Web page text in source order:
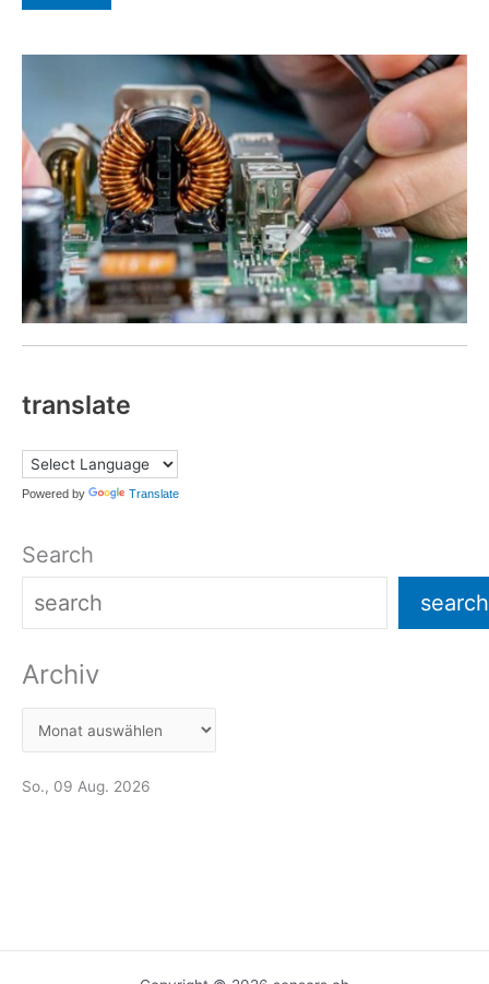
translate
Powered by Translate
Search
search
Archiv
So., 09 Aug. 2026